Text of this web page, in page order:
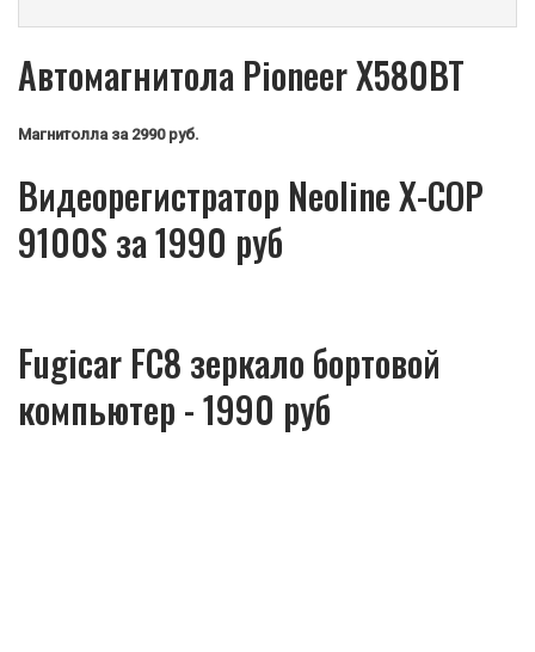
Автомагнитола Pioneer X580BT
Магнитолла за 2990 руб.
Видеорегистратор Neoline X-COP
9100S за 1990 руб
Fugicar FC8 зеркало бортовой
компьютер - 1990 руб